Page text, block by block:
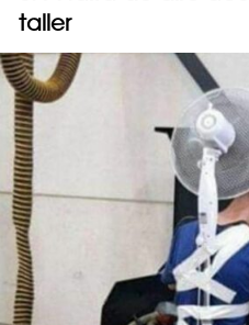
taller